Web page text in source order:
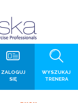
WYSZUKAJ
TRENERA
ZALOGUJ
SIĘ